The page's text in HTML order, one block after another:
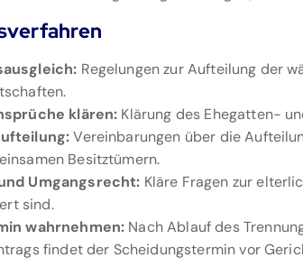
Regelungen zur Aufteilung der
klären: Klärung des Ehegatten-
Vereinbarungen über die
Besitztümern.
Umgangsrecht: Kläre Fragen zur
sind.
wahrnehmen: Nach Ablauf des
findet der Scheidungstermin vor